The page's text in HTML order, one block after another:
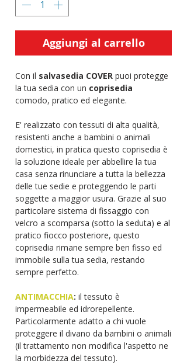
Aggiungi al carrello
Con il salvasedia COVER puoi protegge
la tua sedia con un coprisedia
comodo, pratico ed elegante.
E' realizzato con tessuti di alta qualità,
resistenti anche a bambini o animali
domestici, in pratica questo coprisedia è
la soluzione ideale per abbellire la tua
casa senza rinunciare a tutta la bellezza
delle tue sedie e proteggendo le parti
soggette a maggior usura. Grazie al suo
particolare sistema di fissaggio con
velcro a scomparsa (sotto la seduta) e al
pratico fiocco posteriore, questo
coprisedia rimane sempre ben fisso ed
immobile sulla tua sedia, restando
sempre perfetto.
ANTIMACCHIA: il tessuto è
impermeabile ed idrorepellente.
Particolarmente adatto a chi vuole
proteggere il divano da bambini o animali
(il trattamento non modifica l'aspetto ne
la morbidezza del tessuto).